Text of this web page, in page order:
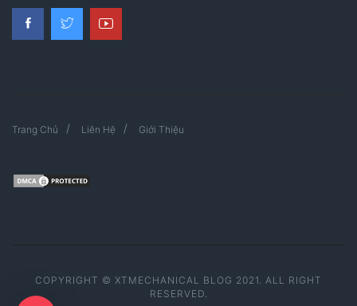
Trang Chủ Liên Hệ Giới Thiệu
COPYRIGHT © XTMECHANICAL BLOG 2021. ALL RIGHT
RESERVED.